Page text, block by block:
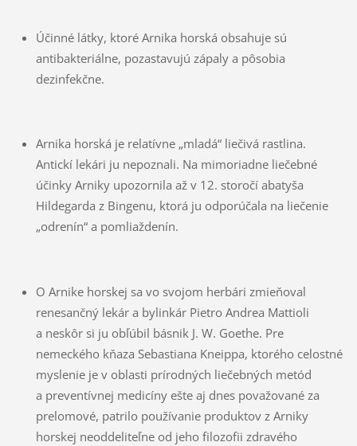
Účinné látky, ktoré Arnika horská obsahuje sú
antibakteriálne, pozastavujú zápaly a pôsobia
dezinfekčne.
Arnika horská je relatívne „mladá“ liečivá rastlina.
Antickí lekári ju nepoznali. Na mimoriadne liečebné
účinky Arniky upozornila až v 12. storočí abatyša
Hildegarda z Bingenu, ktorá ju odporúčala na liečenie
„odrenín“ a pomliaždenín.
O Arnike horskej sa vo svojom herbári zmieňoval
renesančný lekár a bylinkár Pietro Andrea Mattioli
a neskôr si ju obľúbil básnik J. W. Goethe. Pre
nemeckého kňaza Sebastiana Kneippa, ktorého celostné
myslenie je v oblasti prírodných liečebných metód
a preventívnej medicíny ešte aj dnes považované za
prelomové, patrilo používanie produktov z Arniky
horskej neoddeliteľne od jeho filozofii zdravého